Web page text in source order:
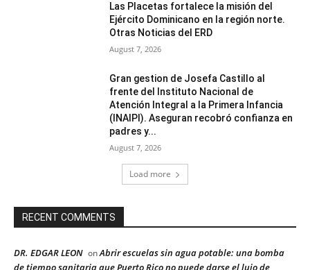
Las Placetas fortalece la misión del
Ejército Dominicano en la región norte.
Otras Noticias del ERD
August 7, 2026
Gran gestion de Josefa Castillo al
frente del Instituto Nacional de
Atención Integral a la Primera Infancia
(INAIPI). Aseguran recobró confianza en
padres y...
August 7, 2026
Load more
RECENT COMMENTS
DR. EDGAR LEON onAbrir escuelas sin agua potable: una bomba
de tiempo sanitaria que Puerto Rico no puede darse el lujo de